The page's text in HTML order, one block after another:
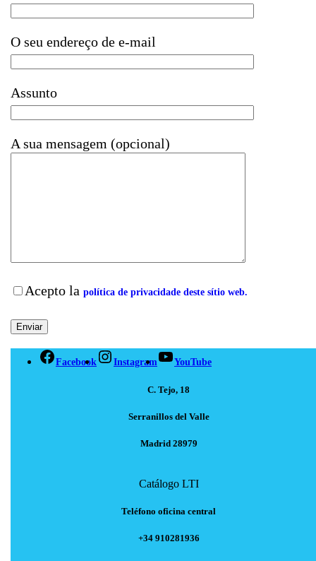
O seu endereço de e-mail
Assunto
A sua mensagem (opcional)
Acepto la política de privacidade deste sítio web.
Facebook Instagram YouTube
C. Tejo, 18
Serranillos del Valle
Madrid 28979
Catálogo LTI
Teléfono oficina central
+34 910281936